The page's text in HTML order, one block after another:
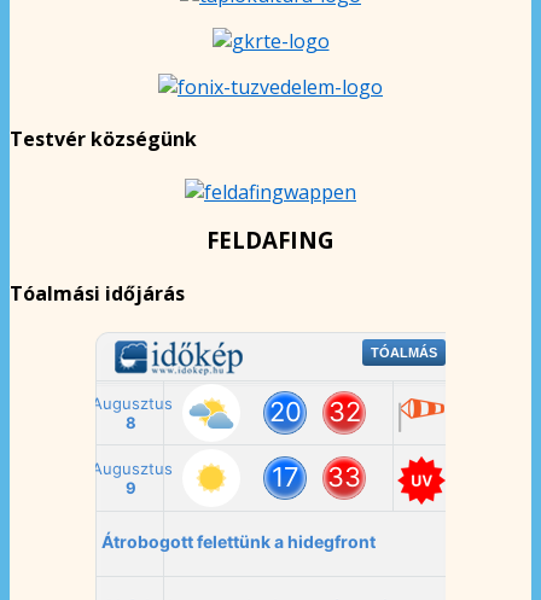
Testvér községünk
FELDAFING
Tóalmási időjárás